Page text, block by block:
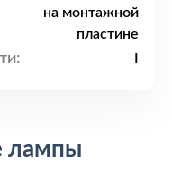
на монтажной
пластине
лампы